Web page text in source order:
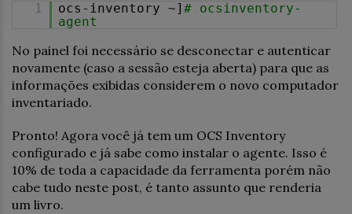
1 ocs-inventory ~] # ocsinventory-
agent
No painel foi necessário se desconectar e autenticar
novamente (caso a sessão esteja aberta) para que as
informações exibidas considerem o novo computador
inventariado.
Pronto! Agora você já tem um OCS Inventory
configurado e já sabe como instalar o agente. Isso é
10% de toda a capacidade da ferramenta porém não
cabe tudo neste post, é tanto assunto que renderia
um livro.